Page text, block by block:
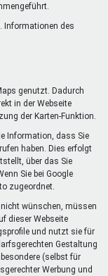
Informationen des
genutzt. Dadurch
in der Webseite
der Karten-Funktion.
Information, dass Sie
haben. Dies erfolgt
über das Sie
Sie bei Google
zugeordnet.
wünschen, müssen
dieser Webseite
und nutzt sie für
Gestaltung
(selbst für
Werbung und